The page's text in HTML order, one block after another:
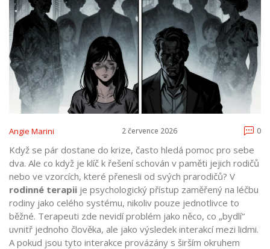
Angie Marini 2 července 2026 0
Když se pár dostane do krize, často hledá pomoc pro sebe
dva. Ale co když je klíč k řešení schován v paměti jejich rodičů
nebo ve vzorcích, které přenesli od svých prarodičů? V
rodinné terapii je psychologický přístup zaměřený na léčbu
rodiny jako celého systému, nikoliv pouze jednotlivce to
běžné. Terapeuti zde nevidí problém jako něco, co „bydlí“
uvnitř jednoho člověka, ale jako výsledek interakcí mezi lidmi.
A pokud jsou tyto interakce provázány s širším okruhem